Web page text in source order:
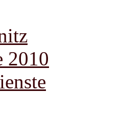
2010